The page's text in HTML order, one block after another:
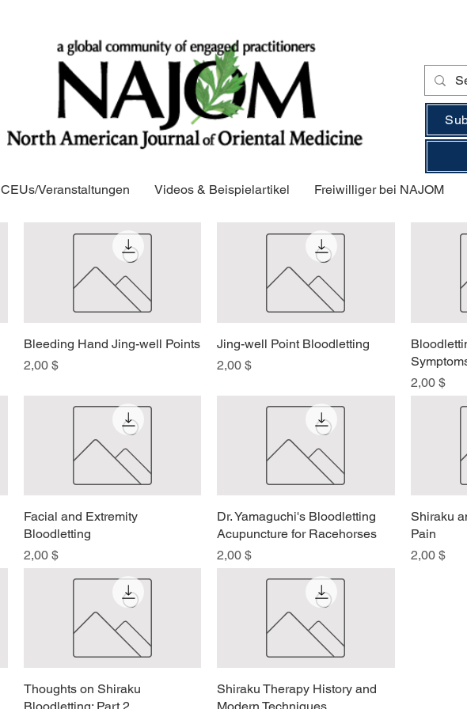
CEUs/Veranstaltungen Videos & Beispielartikel Freiwilliger bei NAJOM
Schnellansicht
Bleeding Hand Jing-well Points
Preis
2,00 $
Schnellansicht
Jing-well Point Bloodletting
Preis
2,00 $
Preis
2,00 $
Schnellansicht
Facial and Extremity
Bloodletting
Preis
2,00 $
Schnellansicht
Dr. Yamaguchi's Bloodletting
Acupuncture for Racehorses
Preis
2,00 $
Shiraku
Pain
Preis
2,00 $
Schnellansicht
Thoughts on Shiraku
Schnellansicht
Shiraku Therapy History and